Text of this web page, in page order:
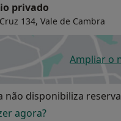
privado
134, Vale de Cambra
Ampliar o
não disponibiliza
agora?